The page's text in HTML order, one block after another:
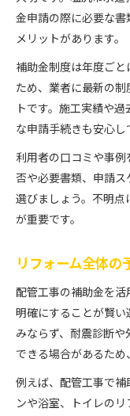
金申請の際に必要な書
メリットがあります。
補助金制度は年度ご
ため、業者に最新の
トです。施工実績や
な申請手続きも安心し
利用者の口コミや事
否や必要書類、申請
選びましょう。不明点
が重要です。
リフォーム全体の
配管工事の補助金を
明確にすることが賢い
みならず、耐震診断
できる場合があるため
例えば、配管工事で
ンや浴室、トイレの